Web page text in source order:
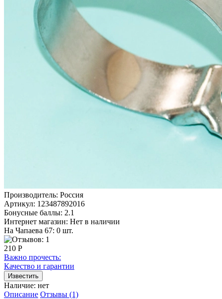
Производитель: Россия
Артикул: 123487892016
Бонусные баллы: 2.1
Интернет магазин: Нет в наличии
На Чапаева 67: 0 шт.
210 Р
Важно прочесть:
Качество и гарантии
Наличие: нет
Описание Отзывы (1)